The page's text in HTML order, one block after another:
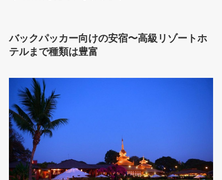
バックパッカー向けの安宿〜高級リゾートホ
テルまで種類は豊富